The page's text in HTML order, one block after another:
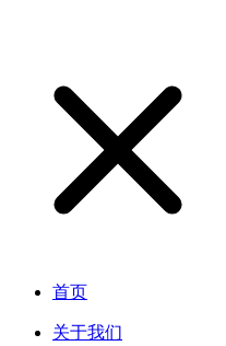
首页
关于我们